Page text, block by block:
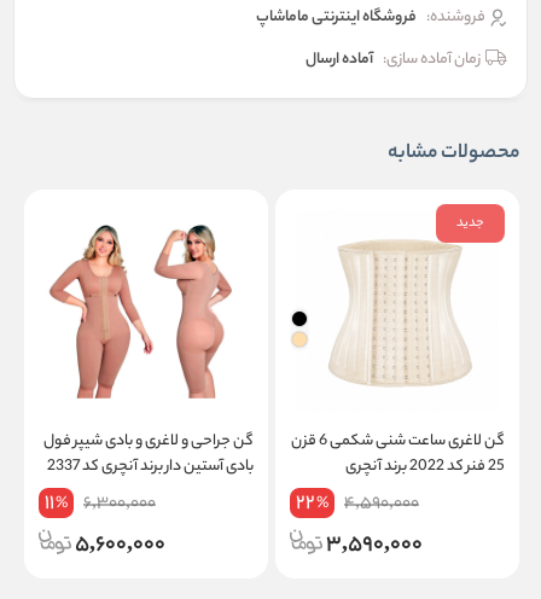
فروشنده: فروشگاه اینترنتی ماماشاپ
زمان آماده سازی: آماده ارسال
محصولات مشابه
جدید
گن لاغری ساعت شنی شکمی 6 قزن
25 فنر کد 2022 برند آنچری
4,590,000
22%
3,590,000
گن جراحی و لاغری و بادی شیپر فول
بادی آستین دار برند آنچری کد 2337
6,300,000
11%
5,600,000